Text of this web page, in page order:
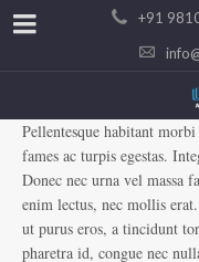
+91
Pellentesque habitant
fames ac turpis egestas.
Donec nec urna vel massa
enim lectus, nec mollis
ut purus eros, a tincidunt
pharetra id, congue nec